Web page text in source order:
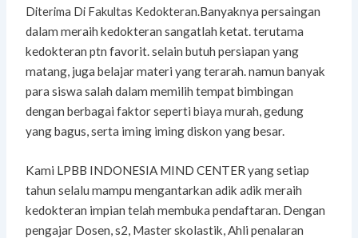
Diterima Di Fakultas Kedokteran.Banyaknya persaingan
dalam meraih kedokteran sangatlah ketat. terutama
kedokteran ptn favorit. selain butuh persiapan yang
matang, juga belajar materi yang terarah. namun banyak
para siswa salah dalam memilih tempat bimbingan
dengan berbagai faktor seperti biaya murah, gedung
yang bagus, serta iming iming diskon yang besar.
Kami LPBB INDONESIA MIND CENTER yang setiap
tahun selalu mampu mengantarkan adik adik meraih
kedokteran impian telah membuka pendaftaran. Dengan
pengajar Dosen, s2, Master skolastik, Ahli penalaran